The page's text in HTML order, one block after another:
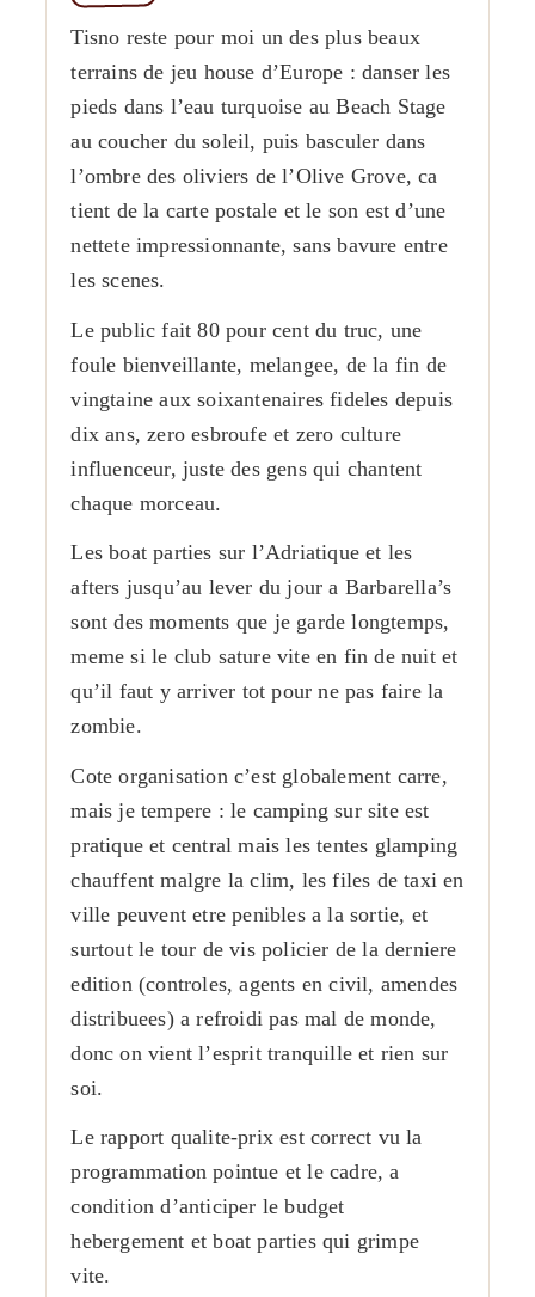
Tisno reste pour moi un des plus beaux
terrains de jeu house d’Europe : danser les
pieds dans l’eau turquoise au Beach Stage
au coucher du soleil, puis basculer dans
l’ombre des oliviers de l’Olive Grove, ca
tient de la carte postale et le son est d’une
nettete impressionnante, sans bavure entre
les scenes.
Le public fait 80 pour cent du truc, une
foule bienveillante, melangee, de la fin de
vingtaine aux soixantenaires fideles depuis
dix ans, zero esbroufe et zero culture
influenceur, juste des gens qui chantent
chaque morceau.
Les boat parties sur l’Adriatique et les
afters jusqu’au lever du jour a Barbarella’s
sont des moments que je garde longtemps,
meme si le club sature vite en fin de nuit et
qu’il faut y arriver tot pour ne pas faire la
zombie.
Cote organisation c’est globalement carre,
mais je tempere : le camping sur site est
pratique et central mais les tentes glamping
chauffent malgre la clim, les files de taxi en
ville peuvent etre penibles a la sortie, et
surtout le tour de vis policier de la derniere
edition (controles, agents en civil, amendes
distribuees) a refroidi pas mal de monde,
donc on vient l’esprit tranquille et rien sur
soi.
Le rapport qualite-prix est correct vu la
programmation pointue et le cadre, a
condition d’anticiper le budget
hebergement et boat parties qui grimpe
vite.